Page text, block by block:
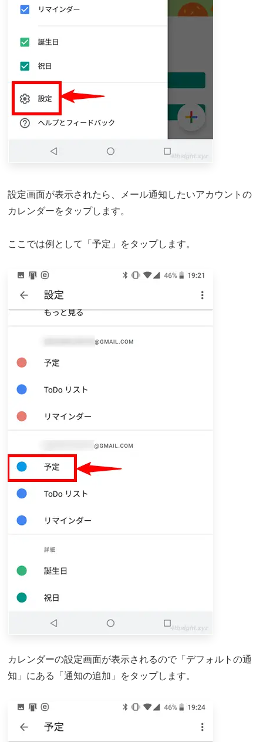
設定画面が表示されたら、メール通知したいアカウントの
カレンダーをタップします。
ここでは例として「予定」をタップします。
カレンダーの設定画面が表示されるので「デフォルトの通
知」にある「通知の追加」をタップします。